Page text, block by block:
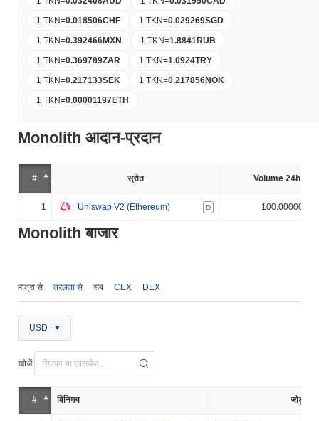
1 TKN=0.018506CHF 1 TKN=0.029269SGD
1 TKN=0.392466MXN 1 TKN=1.8841RUB
1 TKN=0.369789ZAR 1 TKN=1.0924TRY
1 TKN=0.217133SEK 1 TKN=0.217856NOK
1 TKN=0.00001197ETH
Monolith आदान-प्रदान
# स्रोत Volume 24h (%)
1 Uniswap V2 (Ethereum) D 100.000000%
Monolith बाजार
मात्रा से तरलता से सब CEX DEX
USD
खोजें
# विनिमय जोड़ा